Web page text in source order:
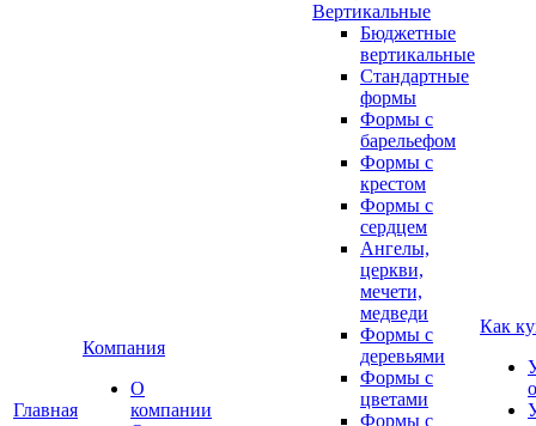
Главная
Компания
О
компании
Вертикальные
Бюджетные
вертикальные
Стандартные
формы
Формы с
барельефом
Формы с
крестом
Формы с
сердцем
Ангелы,
церкви,
мечети,
медведи
Формы с
деревьями
Формы с
цветами
Формы с
Как